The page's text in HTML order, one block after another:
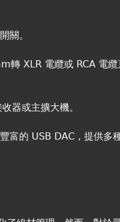
關。
轉 XLR 電纜或 RCA 電
器或主擴大機。
富的 USB DAC，提供多